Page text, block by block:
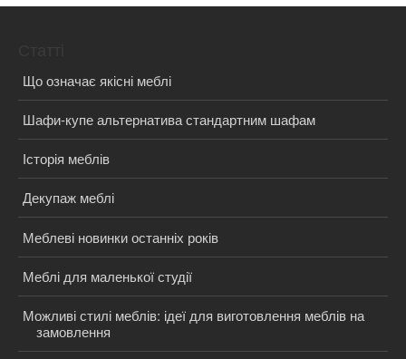
Що означає якісні меблі
Шафи-купе альтернатива стандартним шафам
Історія меблів
Декупаж меблі
Меблеві новинки останніх років
Меблі для маленької студії
Можливі стилі меблів: ідеї для виготовлення меблів на
замовлення